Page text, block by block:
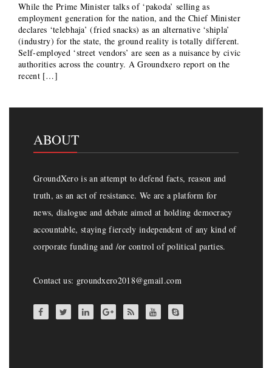
While the Prime Minister talks of ‘pakoda’ selling as
employment generation for the nation, and the Chief Minister
declares ‘telebhaja’ (fried snacks) as an alternative ‘shipla’
(industry) for the state, the ground reality is totally different.
Self-employed ‘street vendors’ are seen as a nuisance by civic
authorities across the country. A Groundxero report on the
recent […]
ABOUT
GroundXero is an attempt to defend facts, reason and
truth, as an act of resistance. We are a platform for
news, dialogue and debate aimed at holding democracy
accountable, staying fiercely independent of any kind of
corporate funding and /or control of political parties.
Contact us: groundxero2018@gmail.com